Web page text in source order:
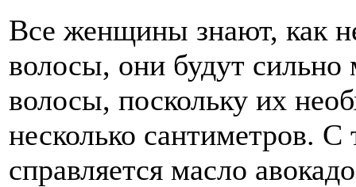
Все женщины знают, как
волосы, они будут
волосы, поскольку их
несколько сантиметров.
справляется масло